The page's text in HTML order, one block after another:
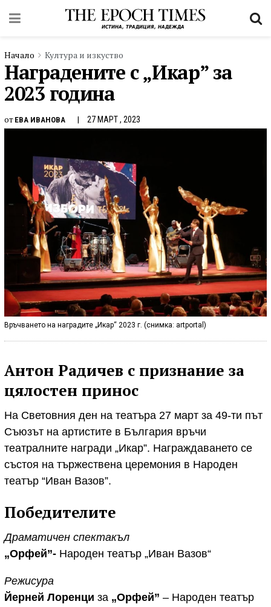
Начало Култура и изкуство
Наградените с „Икар” за
2023 година
от ЕВА ИВАНОВА 27 МАРТ , 2023
Връчването на наградите „Икар“ 2023 г. (снимка: artportal)
Антон Радичев с признание за
цялостен принос
На Световния ден на театъра 27 март за 49-ти път
Съюзът на артистите в България връчи
театралните награди „Икар”. Награждаването се
състоя на тържествена церемония в Народен
театър “Иван Вазов”.
Победителите
Драматичен спектакъл
„Орфей”- Народен театър „Иван Вазов“
Режисура
Йерней Лоренци за „Орфей” – Народен театър